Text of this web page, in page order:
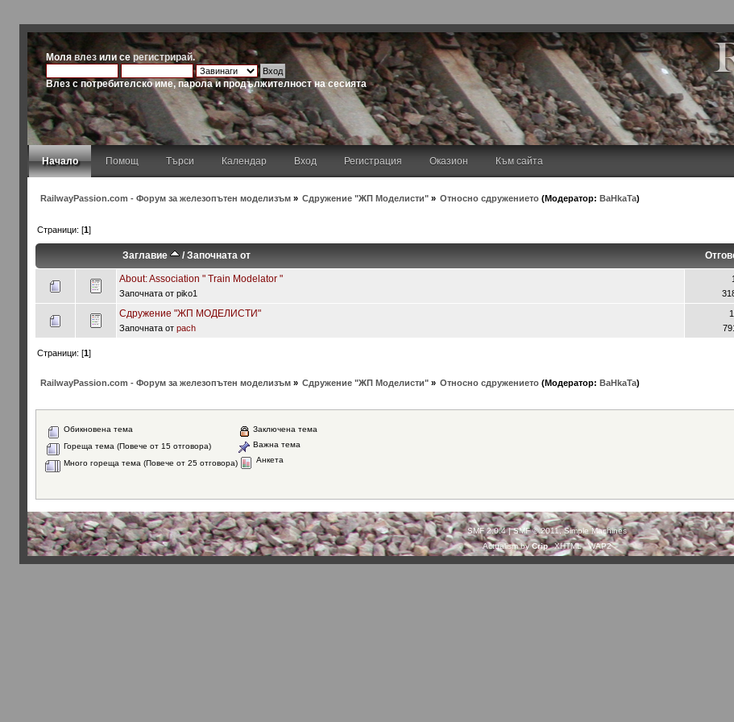
Молявлез или серегистрирай.
Влез с потребителско име, парола и продължителност на сесията
Начало Помощ Търси Календар Вход Регистрация Оказион Към сайта
RailwayPassion.com - Форум за железопътен моделизъм» Сдружение "ЖП Моделисти" » Относно сдружението (Модератор:BaHkaTa)
Страници: [1]
Заглавие /Започната от
About: Association " Тrain Мodelator "
Започната от piko1
Сдружение "ЖП МОДЕЛИСТИ"
Започната от pach
Страници: [1]
RailwayPassion.com - Форум за железопътен моделизъм» Сдружение "ЖП Моделисти" » Относно сдружението (Модератор:BaHkaTa)
Обикновена тема
Гореща тема (Повече от 15 отговора)
Много гореща тема (Повече от 25 отговора)
Заключена тема
Важна тема
Анкета
SMF 2.0.4|SMF © 2011,Simple Machines
Actualism byCrip XHTML WAP2